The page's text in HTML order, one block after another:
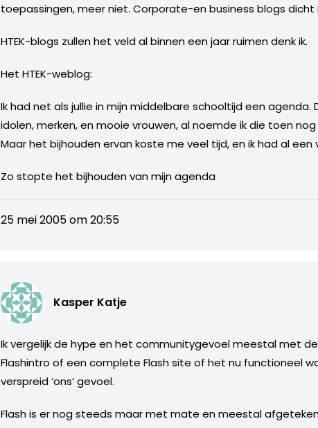
toepassingen, meer niet. Corporate-en business blogs
HTEK-blogs zullen het veld al binnen een jaar ruimen denk ik.
Het HTEK-weblog:
Ik had net als jullie in mijn middelbare schooltijd een
idolen, merken, en mooie vrouwen, al noemde ik die toen
Maar het bijhouden ervan koste me veel tijd, en ik had al een
Zo stopte het bijhouden van mijn agenda
25 mei 2005 om 20:55
Kasper Katje
Ik vergelijk de hype en het communitygevoel meestal met
Flashintro of een complete Flash site of het nu functioneel
verspreid ‘ons’ gevoel.
Flash is er nog steeds maar met mate en meestal